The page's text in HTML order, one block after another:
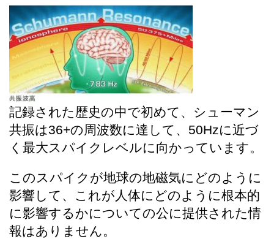
記録された歴史の中で初めて、シューマン
共振は36+の周波数に達して、50Hzに近づ
く最大スパイクレベルに向かっています。
このスパイクが地球の地磁気にどのように
影響して、これが人体にどのように根本的
に影響するかについての公に提供された情
報はありません。